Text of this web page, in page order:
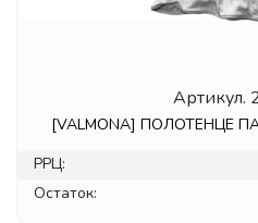
Артикул.
[VALMONA] ПОЛОТЕНЦЕ
РРЦ:
Остаток: